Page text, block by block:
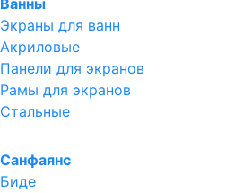
Ванны
Экраны для ванн
Акриловые
Панели для экранов
Рамы для экранов
Стальные
Санфаянс
Биде